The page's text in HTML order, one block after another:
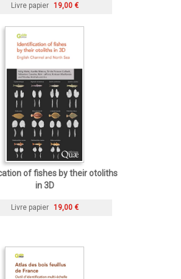
Livre papier 19,00 €
of fishes by their otoliths
in 3D
Livre papier 19,00 €